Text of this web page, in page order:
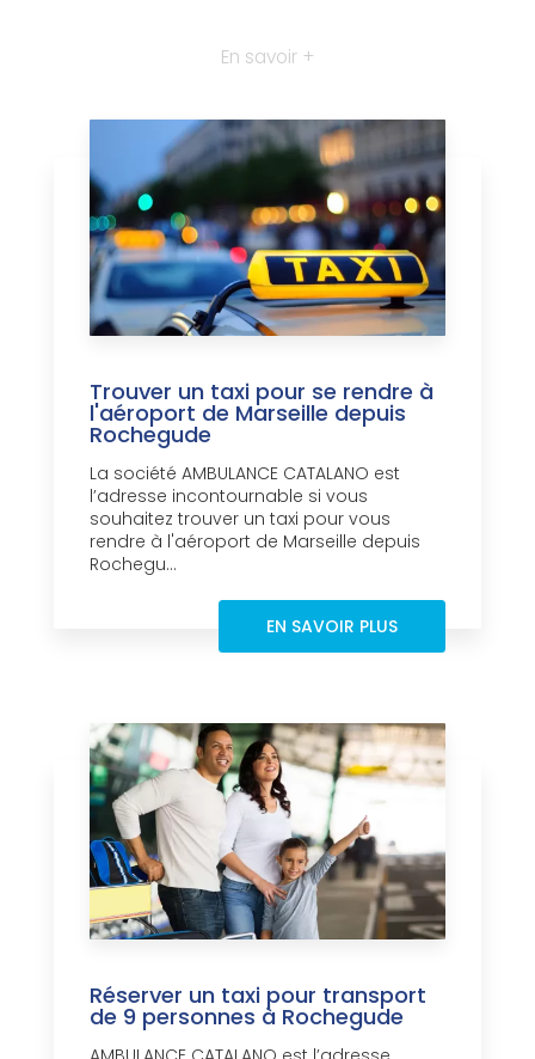
En savoir +
Trouver un taxi pour se rendre à
l'aéroport de Marseille depuis
Rochegude
La société AMBULANCE CATALANO est
l’adresse incontournable si vous
souhaitez trouver un taxi pour vous
rendre à l'aéroport de Marseille depuis
Rochegu...
EN SAVOIR PLUS
Réserver un taxi pour transport
de 9 personnes à Rochegude